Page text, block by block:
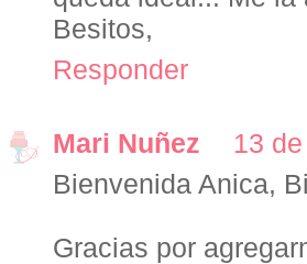
Besitos,
Responder
Mari Nuñez
13
Bienvenida Anica,
Gracias por